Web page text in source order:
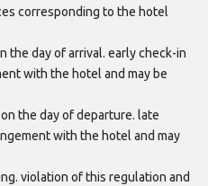
corresponding to the hotel
the day of arrival. early check-in
with the hotel and may be
the day of departure. late
with the hotel and may
violation of this regulation and